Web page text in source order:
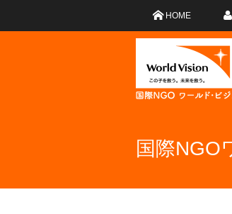
HOME
国際NGO